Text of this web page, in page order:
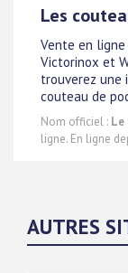
Les
Vente en
Victorinox et
trouverez une
couteau de
Nom officiel : Le
ligne. En ligne
AUTRES